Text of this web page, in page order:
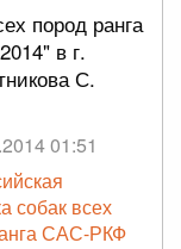
пород ранга
в г.
С.
01:51
собак всех
САС-РКФ